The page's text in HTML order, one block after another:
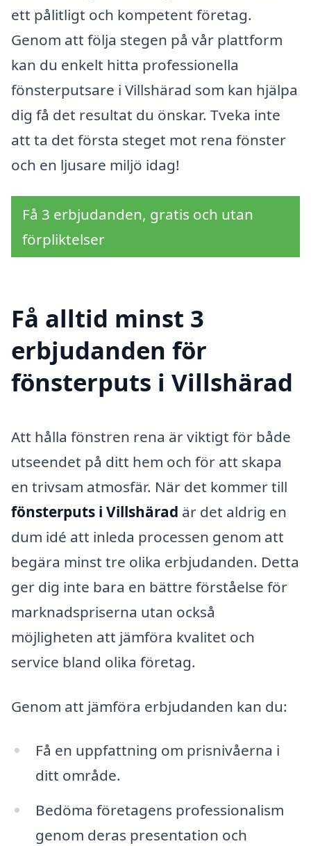
ett pålitligt och kompetent företag.
Genom att följa stegen på vår plattform
kan du enkelt hitta professionella
fönsterputsare i Villshärad som kan hjälpa
dig få det resultat du önskar. Tveka inte
att ta det första steget mot rena fönster
och en ljusare miljö idag!
Få 3 erbjudanden, gratis och utan
förpliktelser
Få alltid minst 3
erbjudanden för
fönsterputs i Villshärad
Att hålla fönstren rena är viktigt för både
utseendet på ditt hem och för att skapa
en trivsam atmosfär. När det kommer till
fönsterputs i Villshärad är det aldrig en
dum idé att inleda processen genom att
begära minst tre olika erbjudanden. Detta
ger dig inte bara en bättre förståelse för
marknadspriserna utan också
möjligheten att jämföra kvalitet och
service bland olika företag.
Genom att jämföra erbjudanden kan du:
Få en uppfattning om prisnivåerna i
ditt område.
Bedöma företagens professionalism
genom deras presentation och